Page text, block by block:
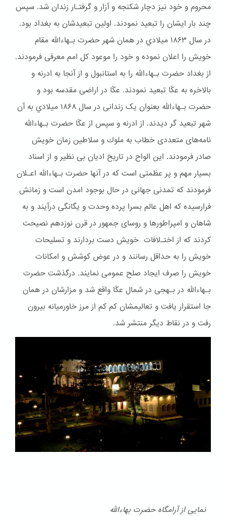
محروم و خود نیز دچار شكنجه و آزار و گرفتـار زندان شد. سپس
چند بار ایشان را تبعید نمودند. اولین تبعیدشان به بغداد بود.
در سال ۱۸۶۳ ميلادي در همان شهر حضرت بـهاءالله مقام
خويش را اعلان نموده و خود را موعود کل امم معرفی فرمودند.
از بغداد حضرت بـهاءالله را به استانبول و از آنجا به ادرنه و
بالاخره به عکّا تبعید نمودند. عکّا در اراضی مقدسه بود و
حضرت بـهاءالله بعنوان یک زندانی در سال ۱۸۶۸ ميلادي به آن
شهر تبعيد گر ديدند. از ادرنه و سپس از عکّا حضرت بـهاءالله
نامه‌های متعددی خطاب به ملوك و سلاطین زمان خویش
صادر فرمودند. این الواح در تاریخ ادیان بی نظیر و از اسناد
بسیار مهم و پر عظمتی است که در آنها حضرت بـهاءالله اعـلان
فرمودند که تمدنی جهانی در حال بوجود امدن است و زمانش
فرارسیده که اهل عالم بسرا پرده وحدت و یگانگی درآیند و به
شاهان و امپراطورها و روسای جمهور در قرن نوزدهم نصیحت
کردند که از اختـﻻفات خویش دست بردارند و تسلیحات
خویش را به حداقل رسانند و در عوض کوشش و امکانات
خویش را صرف ایجاد صلح عمومی نمایند. درگذشت حضرت
بـهاءالله در بـهجی در شمال عکّا واقع شد و مزارشان در همان
جا استقرار یافت و تعالیمشان کم کم از مرز خاورمیانه بیرون
رفت و در نقاط دیگر منتشر شد.
نمایی از آرامگاه حضرت بهاءالله